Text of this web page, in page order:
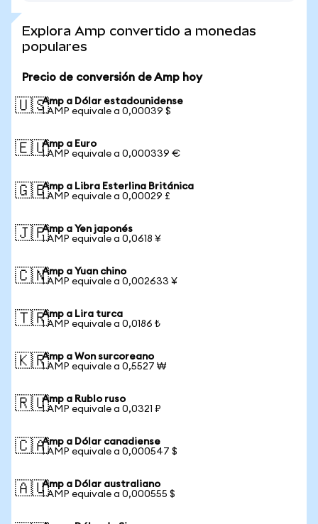
Explora Amp convertido a monedas
populares
Precio de conversión de Amp hoy
🇺🇸Amp a Dólar estadounidense
1 AMP equivale a 0,00039 $
🇪🇺Amp a Euro
1 AMP equivale a 0,000339 €
🇬🇧Amp a Libra Esterlina Británica
1 AMP equivale a 0,00029 £
🇯🇵Amp a Yen japonés
1 AMP equivale a 0,0618 ¥
🇨🇳Amp a Yuan chino
1 AMP equivale a 0,002633 ¥
🇹🇷Amp a Lira turca
1 AMP equivale a 0,0186 ₺
🇰🇷Amp a Won surcoreano
1 AMP equivale a 0,5527 ₩
🇷🇺Amp a Rublo ruso
1 AMP equivale a 0,0321 ₽
🇨🇦Amp a Dólar canadiense
1 AMP equivale a 0,000547 $
🇦🇺Amp a Dólar australiano
1 AMP equivale a 0,000555 $